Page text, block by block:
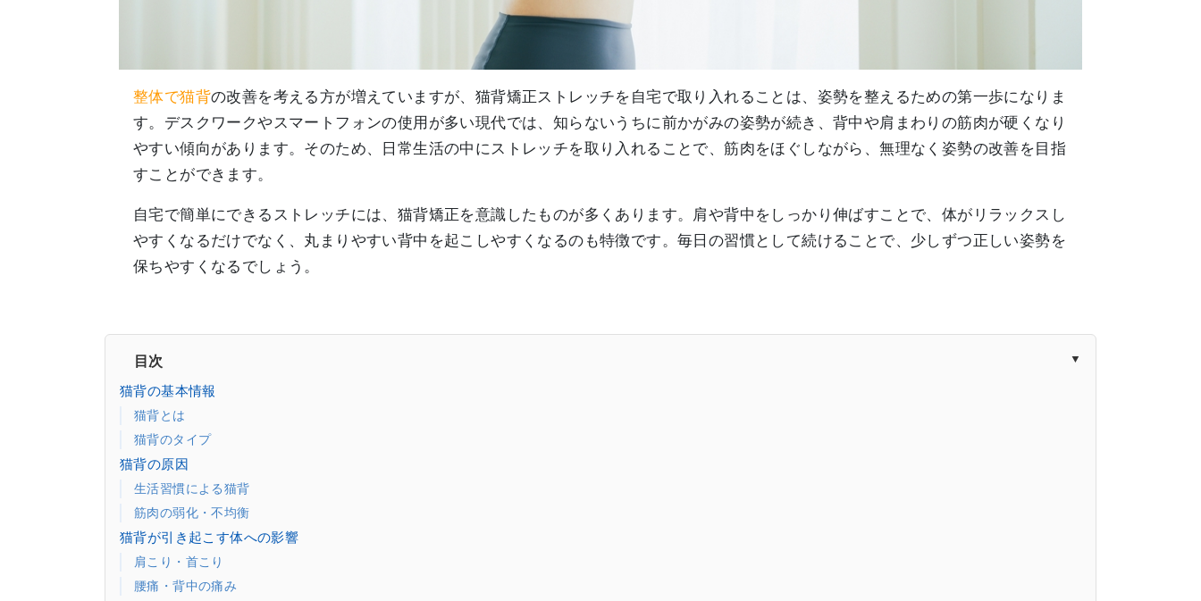
整体で猫背の改善を考える方が増えていますが、猫背矯正ストレッチを自宅で取り入れることは、姿勢を整えるための第一歩になりま
す。デスクワークやスマートフォンの使用が多い現代では、知らないうちに前かがみの姿勢が続き、背中や肩まわりの筋肉が硬くなり
やすい傾向があります。そのため、日常生活の中にストレッチを取り入れることで、筋肉をほぐしながら、無理なく姿勢の改善を目指
すことができます。
自宅で簡単にできるストレッチには、猫背矯正を意識したものが多くあります。肩や背中をしっかり伸ばすことで、体がリラックスし
やすくなるだけでなく、丸まりやすい背中を起こしやすくなるのも特徴です。毎日の習慣として続けることで、少しずつ正しい姿勢を
保ちやすくなるでしょう。
目次
猫背の基本情報
猫背とは
猫背のタイプ
猫背の原因
生活習慣による猫背
筋肉の弱化・不均衡
猫背が引き起こす体への影響
肩こり・首こり
腰痛・背中の痛み